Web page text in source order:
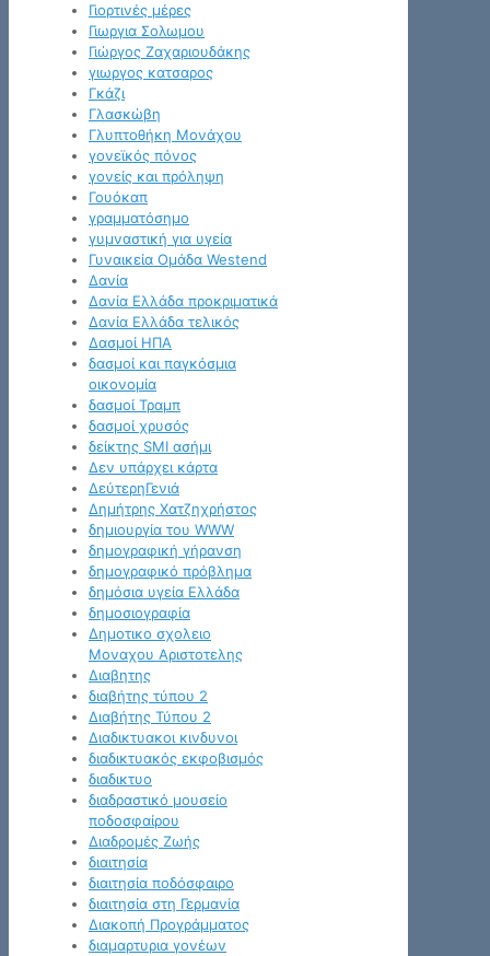
Γιορτινές μέρες
Γιωργια Σολωμου
Γιώργος Ζαχαριουδάκης
γιωργος κατσαρος
Γκάζι
Γλασκώβη
Γλυπτοθήκη Μονάχου
γονεϊκός πόνος
γονείς και πρόληψη
Γουόκαπ
γραμματόσημο
γυμναστική για υγεία
Γυναικεία Ομάδα Westend
Δανία
Δανία Ελλάδα προκριματικά
Δανία Ελλάδα τελικός
Δασμοί ΗΠΑ
δασμοί και παγκόσμια
οικονομία
δασμοί Τραμπ
δασμοί χρυσός
δείκτης SMI ασήμι
Δεν υπάρχει κάρτα
ΔεύτερηΓενιά
Δημήτρης Χατζηχρήστος
δημιουργία του WWW
δημογραφική γήρανση
δημογραφικό πρόβλημα
δημόσια υγεία Ελλάδα
δημοσιογραφία
Δημοτικο σχολειο
Μοναχου Αριστοτελης
Διαβητης
διαβήτης τύπου 2
Διαβήτης Τύπου 2
Διαδικτυακοι κινδυνοι
διαδικτυακός εκφοβισμός
διαδικτυο
διαδραστικό μουσείο
ποδοσφαίρου
Διαδρομές Ζωής
διαιτησία
διαιτησία ποδόσφαιρο
διαιτησία στη Γερμανία
Διακοπή Προγράμματος
διαμαρτυρια γονέων